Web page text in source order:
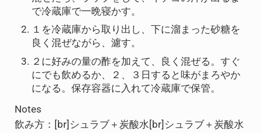
で冷蔵庫で一晩寝かす。
１を冷蔵庫から取り出し、下に溜まった砂糖を
良く混ぜながら、濾す。
２に好みの量の酢を加えて、良く混ぜる。すぐ
にでも飲めるか、２、３日すると味がまろやか
になる。保存容器に入れて冷蔵庫で保管。
Notes
飲み方：[br]シュラブ＋炭酸水[br]シュラブ＋炭酸水